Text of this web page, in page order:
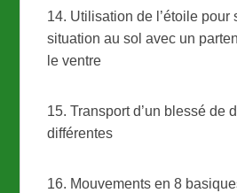
14. Utilisation de l’étoile pour
situation au sol avec un
le ventre
15. Transport d’un blessé de
différentes
16. Mouvements en 8